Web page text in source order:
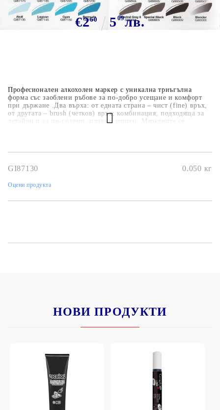
€260 5 09лв.
Професионален алкохолен маркер с уникална триъгълна
форма със заоблени ръбове за по-добро усещане и комфорт
при държане .Два върха: от едната страна – чист (fine) връх,
от другата – brush (четков) връх; комбинация, подходяща за
детайли и за по-големи, плавни щрихи. Маркерите се
GI87130 0.050 кг
Оцени продукта
НОВИ ПРОДУКТИ